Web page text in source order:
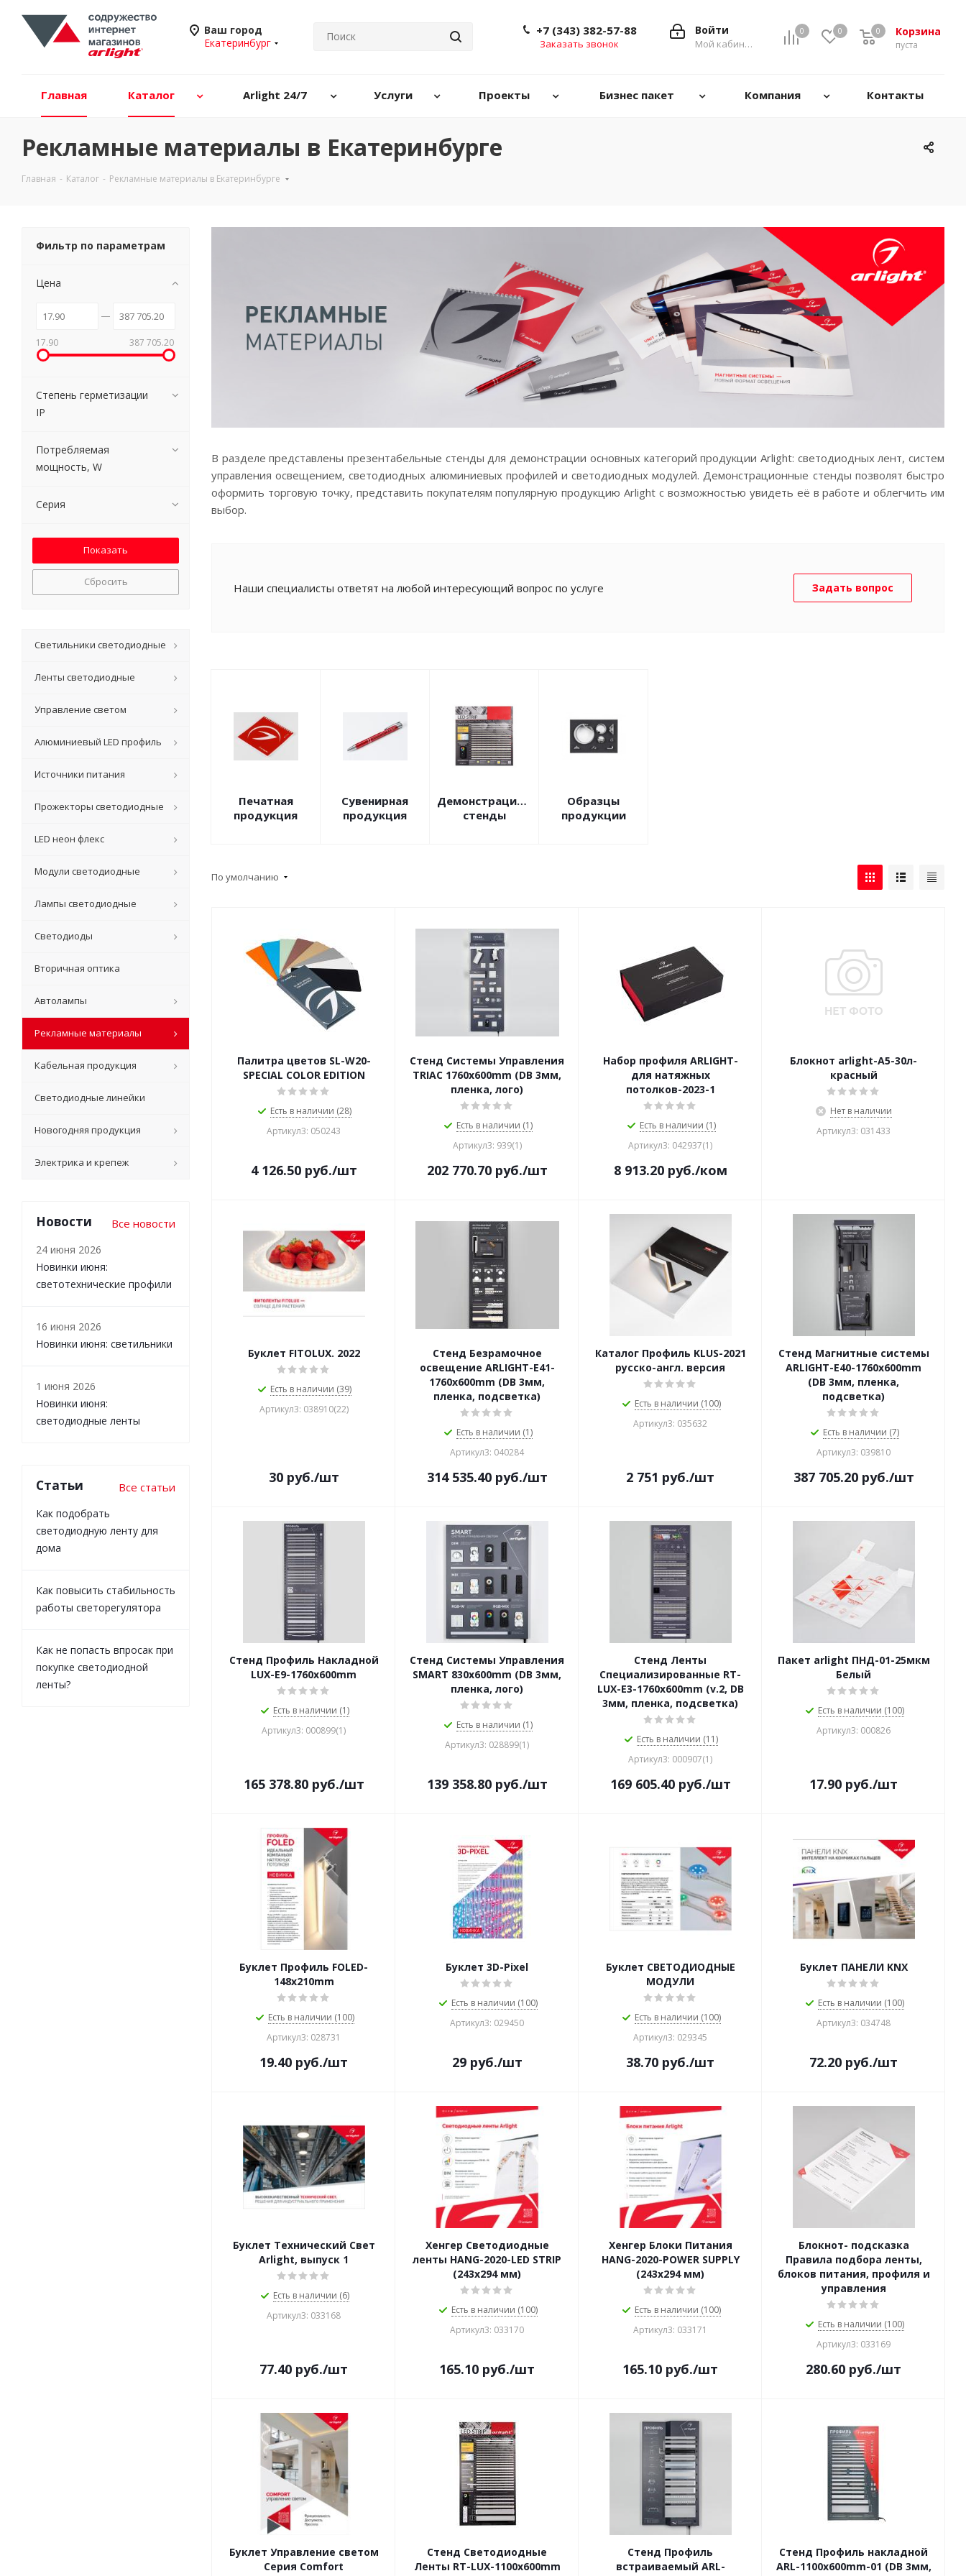
Ваш город
Екатеринбург
0 0 Корзина
0
пуста
0
Войти
Мой кабинет
+7 (343) 382-57-88
Заказать звонок
Главная Каталог Arlight 24/7 Услуги Проекты Бизнес пакет Компания Контакты
Рекламные материалы в Екатеринбурге
Главная - Каталог - Рекламные материалы в Екатеринбурге
В разделе представлены презентабельные стенды для демонстрации основных категорий продукции Arlight: светодиодных лент, систем
управления освещением, светодиодных алюминиевых профилей и светодиодных модулей. Демонстрационные стенды позволят быстро
оформить торговую точку, представить покупателям популярную продукцию Arlight с возможностью увидеть её в работе и облегчить им
выбор.
Наши специалисты ответят на любой интересующий вопрос по услуге Задать вопрос
Печатная
продукция
Сувенирная
продукция
Демонстрационные
стенды
Образцы
продукции
По умолчанию
Палитра цветов SL-W20-
SPECIAL COLOR EDITION
Есть в наличии (28)
Артикул3: 050243
4 126.50руб./шт
Стенд Системы Управления
TRIAC 1760x600mm (DB 3мм,
пленка, лого)
Есть в наличии (1)
Артикул3: 939(1)
202 770.70руб./шт
Набор профиля ARLIGHT-
для натяжных
потолков-2023-1
Есть в наличии (1)
Артикул3: 042937(1)
8 913.20руб./ком
Блокнот arlight-А5-30л-
красный
Нет в наличии
Артикул3: 031433
Буклет FITOLUX. 2022
Есть в наличии (39)
Артикул3: 038910(22)
30руб./шт
Стенд Безрамочное
освещение ARLIGHT-E41-
1760х600mm (DB 3мм,
пленка, подсветка)
Есть в наличии (1)
Артикул3: 040284
314 535.40руб./шт
Каталог Профиль KLUS-2021
русско-англ. версия
Есть в наличии (100)
Артикул3: 035632
2 751 руб./шт
Стенд Магнитные системы
ARLIGHT-E40-1760х600mm
(DB 3мм, пленка,
подсветка)
Есть в наличии (7)
Артикул3: 039810
387 705.20руб./шт
Стенд Профиль Накладной
LUX-E9-1760x600mm
Есть в наличии (1)
Артикул3: 000899(1)
165 378.80руб./шт
Стенд Системы Управления
SMART 830x600mm (DB 3мм,
пленка, лого)
Есть в наличии (1)
Артикул3: 028899(1)
139 358.80руб./шт
Стенд Ленты
Специализированные RT-
LUX-E3-1760x600mm (v.2, DB
3мм, пленка, подсветка)
Есть в наличии (11)
Артикул3: 000907(1)
169 605.40руб./шт
Пакет arlight ПНД-01-25мкм
Белый
Есть в наличии (100)
Артикул3: 000826
17.90 руб./шт
Буклет Профиль FOLED-
148х210mm
Есть в наличии (100)
Артикул3: 028731
19.40 руб./шт
Буклет 3D-Pixel
Есть в наличии (100)
Артикул3: 029450
29руб./шт
Буклет СВЕТОДИОДНЫЕ
МОДУЛИ
Есть в наличии (100)
Артикул3: 029345
38.70 руб./шт
Буклет ПАНЕЛИ KNX
Есть в наличии (100)
Артикул3: 034748
72.20 руб./шт
Буклет Технический Свет
Arlight, выпуск 1
Есть в наличии (6)
Артикул3: 033168
77.40 руб./шт
Хенгер Светодиодные
ленты HANG-2020-LED STRIP
(243x294 мм)
Есть в наличии (100)
Артикул3: 033170
165.10 руб./шт
Хенгер Блоки Питания
HANG-2020-POWER SUPPLY
(243x294 мм)
Есть в наличии (100)
Артикул3: 033171
165.10 руб./шт
Блокнот- подсказка
Правила подбора ленты,
блоков питания, профиля и
управления
Есть в наличии (100)
Артикул3: 033169
280.60 руб./шт
Буклет Управление светом
Серия Comfort
Стенд Светодиодные
Ленты RT-LUX-1100x600mm
Стенд Профиль
встраиваемый ARL-
Стенд Профиль накладной
ARL-1100x600mm-01 (DB 3мм,
Фильтр по параметрам
Цена
17.90 387 705.20
Степень герметизации
IP
Потребляемая
мощность, W
Серия
Сбросить
Светильники светодиодные
Ленты светодиодные
Управление светом
Алюминиевый LED профиль
Источники питания
Прожекторы светодиодные
LED неон флекс
Модули светодиодные
Лампы светодиодные
Светодиоды
Вторичная оптика
Автолампы
Рекламные материалы
Кабельная продукция
Светодиодные линейки
Новогодняя продукция
Электрика и крепеж
Новости Все новости
24 июня 2026
Новинки июня:
светотехнические профили
16 июня 2026
Новинки июня: светильники
1 июня 2026
Новинки июня:
светодиодные ленты
Статьи Все статьи
Как подобрать
светодиодную ленту для
дома
Как повысить стабильность
работы светорегулятора
Как не попасть впросак при
покупке светодиодной
ленты?